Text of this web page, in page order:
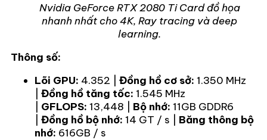
Nvidia GeForce RTX 2080 Ti Card đồ họa
nhanh nhất cho 4K, Ray tracing và deep
learning.
Thông số:
Lõi GPU: 4.352 | Đồng hồ cơ sở: 1.350 MHz
Đồng hồ tăng tốc: 1.545 MHz
GFLOPS: 13,448 | Bộ nhớ: 11GB GDDR6
Đồng hồ bộ nhớ: 14 GT / s | Băng thông bộ
nhớ: 616GB / s